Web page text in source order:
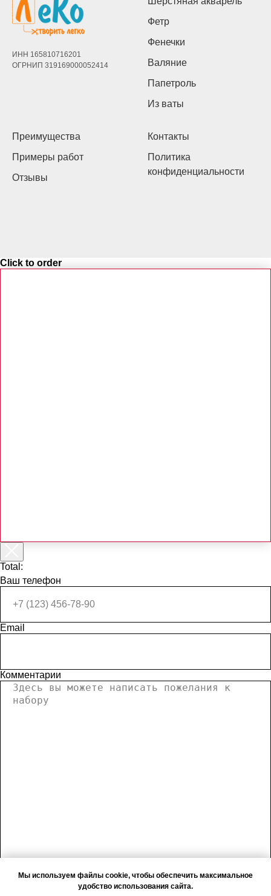
ИНН 165810716201
ОГРНИП 319169000052414
Фетр
Фенечки
Валяние
Папетроль
Из ваты
Преимущества
Примеры работ
Отзывы
Контакты
Политика
конфиденциальности
Мы используем файлы cookie, чтобы обеспечить максимальное
удобство использования сайта.
Click to order
Total:
Ваш телефон
Email
Комментарии